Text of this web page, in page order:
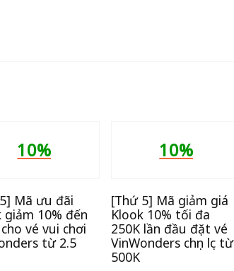
10%
Mã ưu đãi
giảm 10% đến
vé vui chơi
từ 2.5
10%
[Thứ 5] Mã giảm giá
Klook 10% tối đa
250K lần đầu đặt vé
VinWonders chọn lọc từ
500K